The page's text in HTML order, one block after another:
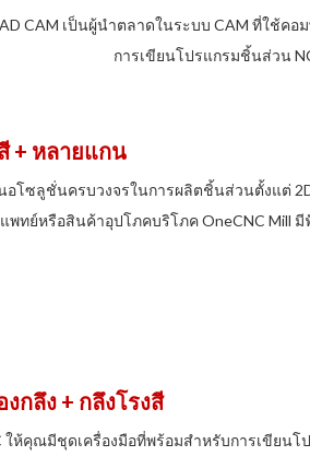
CAM เป็นผู้นำตลาดในระบบ CAM ที่ใช้คอ
การเขียนโปรแกรมชิ้นส่วน
+ หลายแกน
นอโซลูชั่นครบวงจรในการผลิตชิ้นส่วนตั้งแต่
พทย์หรือสินค้าอุปโภคบริโภค OneCNC Mill
งกลึง + กลึงโรงสี
ให้คุณมีชุดเครื่องมือที่พร้อมสำหรับการเขีย